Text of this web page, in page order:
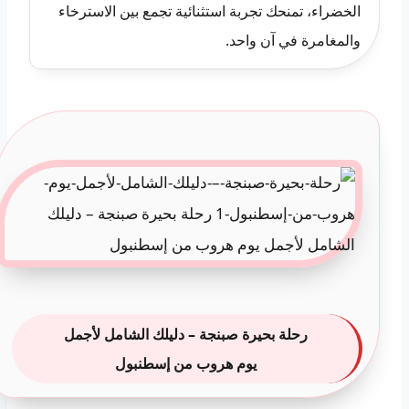
الخضراء، تمنحك تجربة استثنائية تجمع بين الاسترخاء
والمغامرة في آن واحد.
رحلة بحيرة صبنجة – دليلك الشامل لأجمل
يوم هروب من إسطنبول